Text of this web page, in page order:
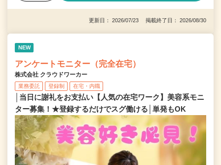
更新日： 2026/07/23 掲載終了日： 2026/08/30
NEW
アンケートモニター（完全在宅）
株式会社 クラウドワーカー
業務委託 登録制 在宅・内職
│当日に謝礼をお支払い【人気の在宅ワーク】美容系モニ
ター募集！★登録するだけでスグ働ける│単発もOK